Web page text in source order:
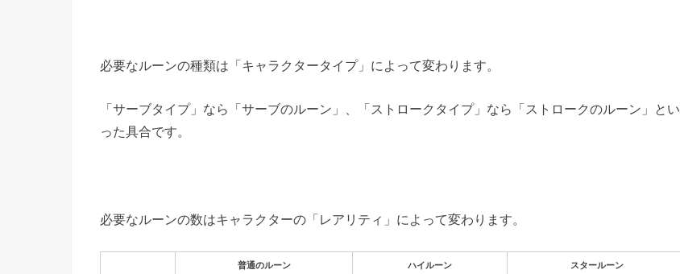
必要なルーンの種類は「キャラクタータイプ」によって変わります。
「サーブタイプ」なら「サーブのルーン」、「ストロークタイプ」なら「ストロークのルーン」とい
った具合です。
必要なルーンの数はキャラクターの「レアリティ」によって変わります。
普通のルーン ハイルーン スタールーン